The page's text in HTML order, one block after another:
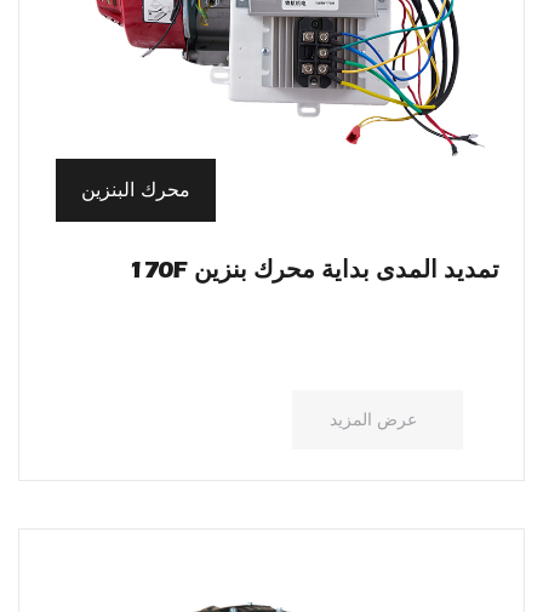
محرك البنزين
تمديد المدى بداية محرك بنزين 170F
عرض المزيد